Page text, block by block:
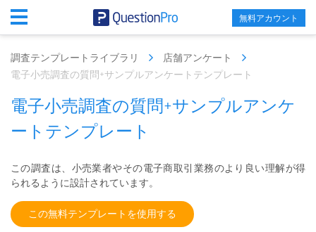
無料アカウント
調査テンプレートライブラリ
店舗アンケート
電子小売調査の質問+サンプルアンケートテンプレート
電子小売調査の質問+サンプルアンケ
ートテンプレート
この調査は、小売業者やその電子商取引業務のより良い理解が得
られるように設計されています。
この無料テンプレートを使用する